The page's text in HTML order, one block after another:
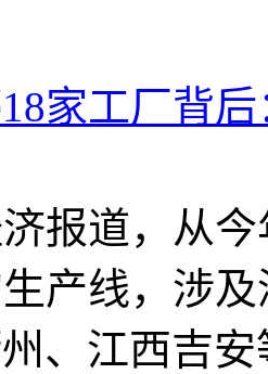
家工厂背
报道，从
产线，涉
、江西吉